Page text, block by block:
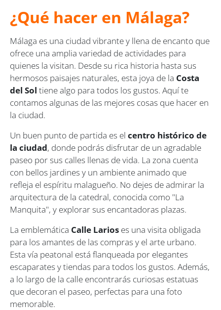
¿Qué hacer en Málaga?
Málaga es una ciudad vibrante y llena de encanto que
ofrece una amplia variedad de actividades para
quienes la visitan. Desde su rica historia hasta sus
hermosos paisajes naturales, esta joya de la Costa
del Sol tiene algo para todos los gustos. Aquí te
contamos algunas de las mejores cosas que hacer en
la ciudad.
Un buen punto de partida es el centro histórico de
la ciudad, donde podrás disfrutar de un agradable
paseo por sus calles llenas de vida. La zona cuenta
con bellos jardines y un ambiente animado que
refleja el espíritu malagueño. No dejes de admirar la
arquitectura de la catedral, conocida como "La
Manquita", y explorar sus encantadoras plazas.
La emblemática Calle Larios es una visita obligada
para los amantes de las compras y el arte urbano.
Esta vía peatonal está flanqueada por elegantes
escaparates y tiendas para todos los gustos. Además,
a lo largo de la calle encontrarás curiosas estatuas
que decoran el paseo, perfectas para una foto
memorable.